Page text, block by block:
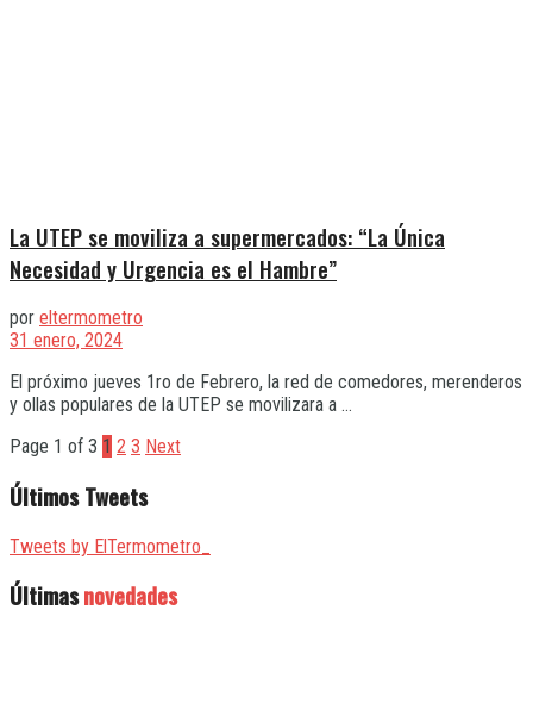
La UTEP se moviliza a supermercados: “La Única
Necesidad y Urgencia es el Hambre”
por eltermometro
31 enero, 2024
El próximo jueves 1ro de Febrero, la red de comedores, merenderos
y ollas populares de la UTEP se movilizara a ...
Page 1 of 3 1 2 3 Next
Últimos Tweets
Tweets by ElTermometro_
Últimasnovedades